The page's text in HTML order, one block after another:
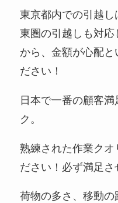
東京都内での引越
東圏の引越しも対
から、金額が心配と
ださい！
日本で一番の顧客
ク。
熟練された作業クオ
ださい！必ず満足さ
荷物の多さ、移動